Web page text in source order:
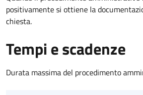
positivamente si ottiene la
chiesta.
Tempi e scadenze
Durata massima del procedimento